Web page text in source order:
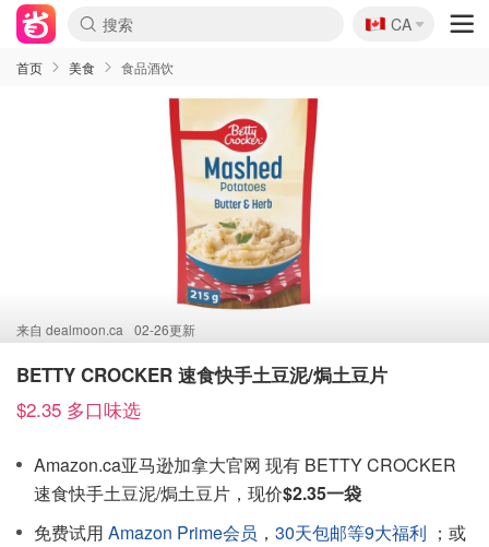
🇨🇦
CA
首页 美食 食品酒饮
来自 dealmoon.ca 02-26更新
BETTY CROCKER 速食快手土豆泥/焗土豆片
$2.35 多口味选
Amazon.ca亚马逊加拿大官网 现有 BETTY CROCKER
速食快手土豆泥/焗土豆片，现价$2.35一袋
免费试用 Amazon Prime会员 ， 30天包邮等9大福利 ；或